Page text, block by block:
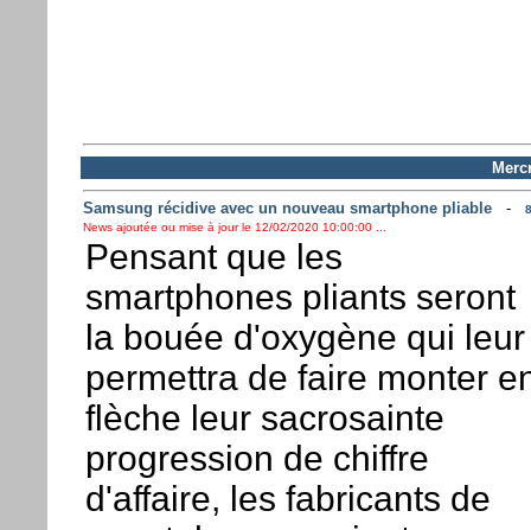
Samsung récidive avec un nouveau smartphone pliable-
News ajoutée ou mise à jour le 12/02/2020 10:00:00 ...
Pensant que les
smartphones pliants seront
la bouée d'oxygène qui leur
permettra de faire monter
flèche leur sacrosainte
progression de chiffre
d'affaire, les fabricants de